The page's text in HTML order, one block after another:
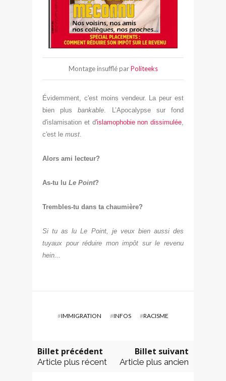
Montage insuffléparPoliteeks
Évidemment , c'est moins vendeur. La peur est
bien plusbankable L’Apocalypsesur fond
d'islamisation et d'islamophobie non dissimulée
c'est le must
Alors ami lecteur?
As-tu lu Le Point?
Trembles-tu dans ta chaumière?
Si tu as lu Le Point, je veux bien aussi des
tuyaux pour réduire mon impôt sur le revenu
hein...
#IMMIGRATION #INFOS #RACISME
Billet précédent
Article plus récent
Billet suivant
Article plus ancien